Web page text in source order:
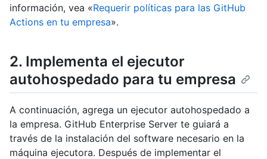
información, vea «Requerir políticas para las GitHub
Actions en tu empresa».
2. Implementa el ejecutor
autohospedado para tu empresa
A continuación, agrega un ejecutor autohospedado a
la empresa. GitHub Enterprise Server te guiará a
través de la instalación del software necesario en la
máquina ejecutora. Después de implementar el